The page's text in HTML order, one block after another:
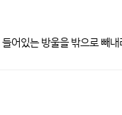
어있는 방울을 밖으로 빼